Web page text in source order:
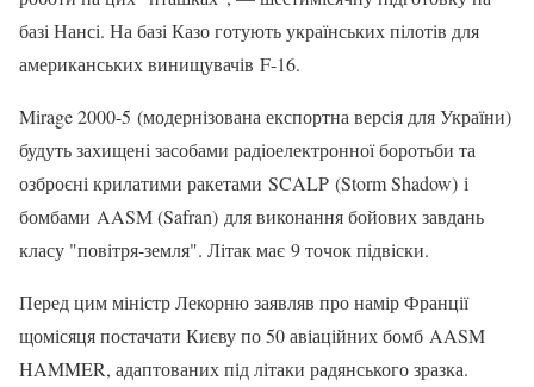
базі Нансі. На базі Казо готують українських пілотів для
американських винищувачів F-16.
Mirage 2000-5 (модернізована експортна версія для України)
будуть захищені засобами радіоелектронної боротьби та
озброєні крилатими ракетами SCALP (Storm Shadow) і
бомбами AASM (Safran) для виконання бойових завдань
класу "повітря-земля". Літак має 9 точок підвіски.
Перед цим міністр Лекорню заявляв про намір Франції
щомісяця постачати Києву по 50 авіаційних бомб AASM
HAMMER, адаптованих під літаки радянського зразка.